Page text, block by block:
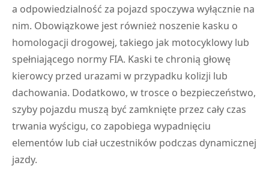
a odpowiedzialność za pojazd spoczywa wyłącznie na
nim. Obowiązkowe jest również noszenie kasku o
homologacji drogowej, takiego jak motocyklowy lub
spełniającego normy FIA. Kaski te chronią głowę
kierowcy przed urazami w przypadku kolizji lub
dachowania. Dodatkowo, w trosce o bezpieczeństwo,
szyby pojazdu muszą być zamknięte przez cały czas
trwania wyścigu, co zapobiega wypadnięciu
elementów lub ciał uczestników podczas dynamicznej
jazdy.